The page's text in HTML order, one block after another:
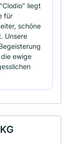
liegt
für
schöne
Unsere
ewige